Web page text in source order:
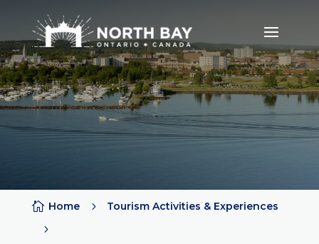
 Home 5
Tourism Activities & Experiences
5